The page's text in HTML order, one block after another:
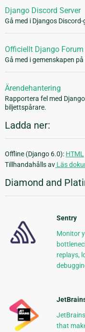
Django Discord Server
Gå med i Djangos
Officiellt Django Forum
Gå med i gemenskapen
Ärendehantering
Rapportera fel med
biljettspårare.
Ladda ner:
Offline (Django 6.0): HTML
Tillhandahålls av Läs
Diamond and
Sentry
Monitor
replays,
that